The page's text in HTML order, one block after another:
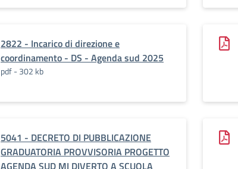
2822 - Incarico di direzione e
coordinamento - DS - Agenda sud 2025
pdf - 302 kb
5041 - DECRETO DI PUBBLICAZIONE
GRADUATORIA PROVVISORIA PROGETTO
AGENDA SUD MI DIVERTO A SCUOLA